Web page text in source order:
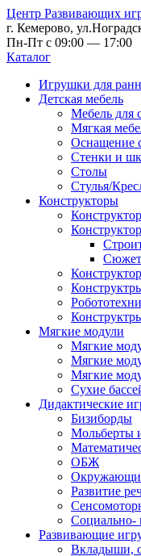
Центр Развивающих
г. Кемерово,
Пн-Пт с 09:00 — 17:00
Каталог
Игрушки для
Детская мебель
Мебель для
Мягкая
Оснащение
Стенки и
Столы
Стулья/
Конструкторы
Мягкие модули
Мягкие
Мягкие
Мягкие
Сухие
Дидактические
Бизиборды
Мольберты
ОБЖ
Развитие
Социально-
Развивающие
Вкладыши,